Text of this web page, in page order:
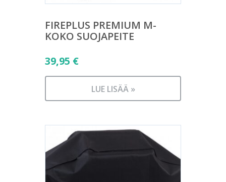
FIREPLUS PREMIUM M-
KOKO SUOJAPEITE
39,95 €
LUE LISÄÄ »